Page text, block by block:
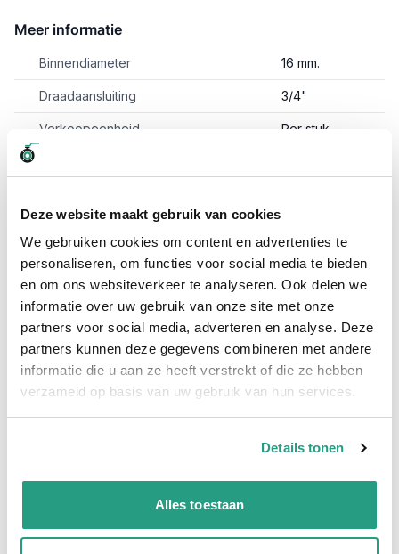
Deze website maakt gebruik van cookies
We gebruiken cookies om content en advertenties te
personaliseren, om functies voor social media te bieden
en om ons websiteverkeer te analyseren. Ook delen we
informatie over uw gebruik van onze site met onze
partners voor social media, adverteren en analyse. Deze
partners kunnen deze gegevens combineren met andere
informatie die u aan ze heeft verstrekt of die ze hebben
verzameld op basis van uw gebruik van hun services.
Details tonen
Alles toestaan
Meer informatie
Binnendiameter 16 mm.
Draadaansluiting 3/4"
Verkoopeenheid Per stuk
We zijn beschikbaar van ma t/m vr van 08:00 tot 17:00 uur.
Neem contact met ons op
Gerelateerde producten